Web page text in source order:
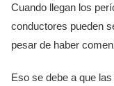
Cuando llegan los
conductores pueden
pesar de haber
Eso se debe a que